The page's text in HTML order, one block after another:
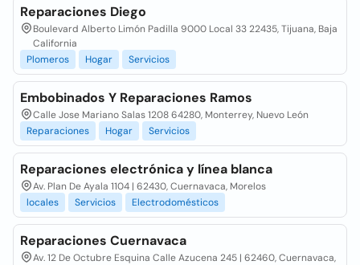
Reparaciones Diego
Boulevard Alberto Limón Padilla 9000 Local 33 22435, Tijuana, Baja
California
Plomeros
Hogar Servicios
Embobinados Y Reparaciones Ramos
Calle Jose Mariano Salas 1208 64280, Monterrey, Nuevo León
Reparaciones
Hogar Servicios
Reparaciones electrónica y línea blanca
Av. Plan De Ayala 1104 | 62430, Cuernavaca, Morelos
locales
Servicios Electrodomésticos
Reparaciones Cuernavaca
Av. 12 De Octubre Esquina Calle Azucena 245 | 62460, Cuernavaca,